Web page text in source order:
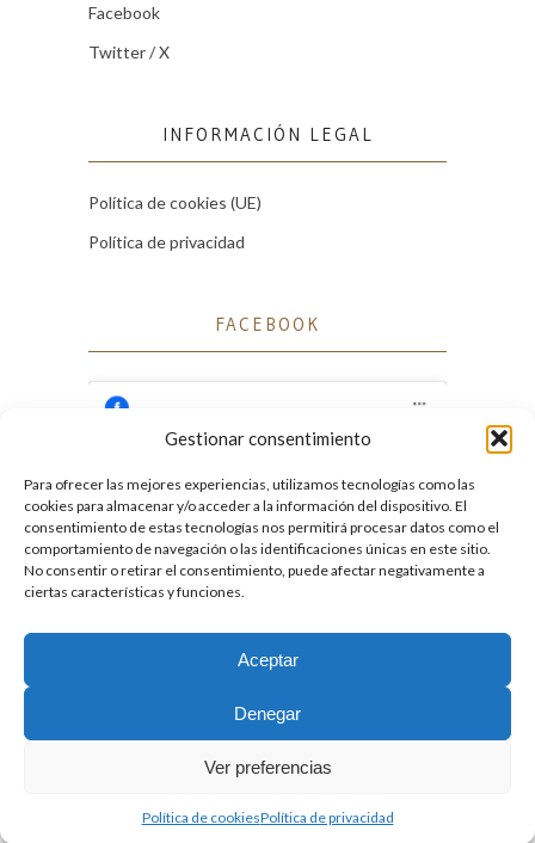
Gestionar consentimiento
Para ofrecer las mejores experiencias, utilizamos tecnologías como las
cookies para almacenar y/o acceder a la información del dispositivo. El
consentimiento de estas tecnologías nos permitirá procesar datos como el
comportamiento de navegación o las identificaciones únicas en este sitio.
No consentir o retirar el consentimiento, puede afectar negativamente a
ciertas características y funciones.
Aceptar
Denegar
Ver preferencias
Política de cookiesPolítica de privacidad
Facebook
Twitter / X
INFORMACIÓN LEGAL
Política de cookies (UE)
Política de privacidad
FACEBOOK
Facebook
Haz clic para aceptar cookies de marketing
y permitir este contenido